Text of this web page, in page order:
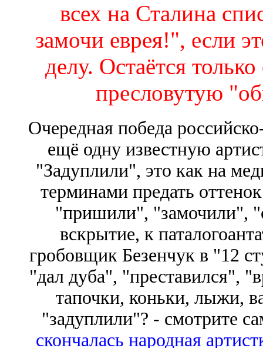
всех на Сталина
замочи еврея!", если
делу. Остаётся
пресловутую
Очередная победа
ещё одну известную
"Задуплили", это как на
терминами предать
"пришили", "замочили",
вскрытие, к
гробовщик Безенчук в "12
"дал дуба", "преставился",
тапочки, коньки, лыжи,
"задуплили"? - смотрите
скончалась народная